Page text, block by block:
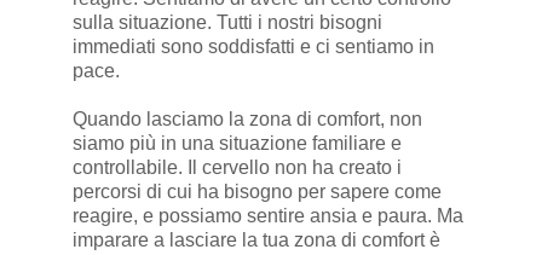
sulla situazione. Tutti i nostri bisogni
immediati sono soddisfatti e ci sentiamo in
pace.
Quando lasciamo la zona di comfort, non
siamo più in una situazione familiare e
controllabile. Il cervello non ha creato i
percorsi di cui ha bisogno per sapere come
reagire, e possiamo sentire ansia e paura. Ma
imparare a lasciare la tua zona di comfort è